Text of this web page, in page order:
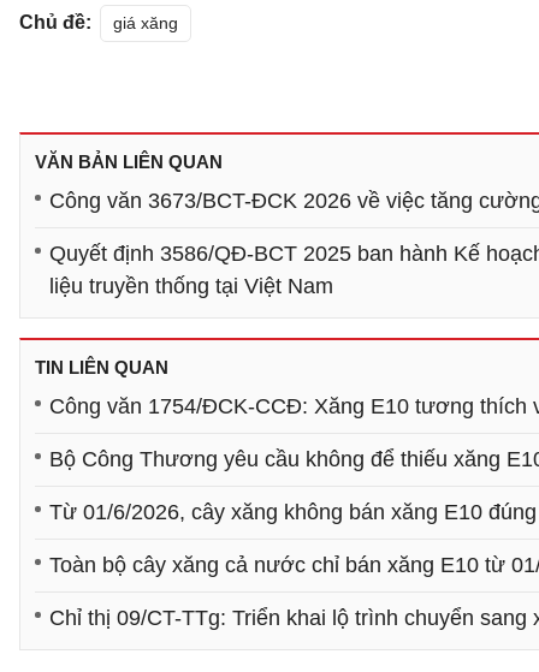
Chủ đề: giá xăng
VĂN BẢN LIÊN QUAN
Công văn 3673/BCT-ĐCK 2026 về việc tăng
Quyết định 3586/QĐ-BCT 2025 ban hành Kế
liệu truyền thống tại Việt Nam
TIN LIÊN QUAN
Công văn 1754/ĐCK-CCĐ: Xăng E10 tương thích
Bộ Công Thương yêu cầu không để thiếu xăng
Từ 01/6/2026, cây xăng không bán xăng E10
Toàn bộ cây xăng cả nước chỉ bán xăng E10 từ
Chỉ thị 09/CT-TTg: Triển khai lộ trình chuyển sang